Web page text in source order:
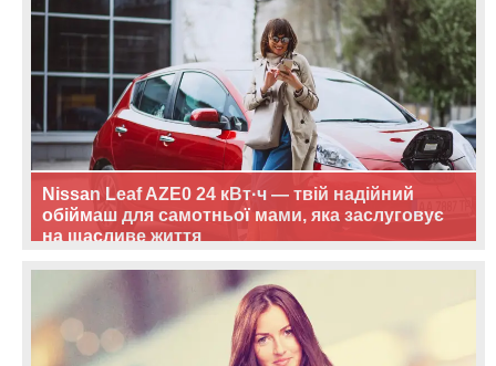
Nissan Leaf AZE0 24 кВт·ч — твій надійний
обіймаш для самотньої мами, яка заслуговує
на щасливе життя